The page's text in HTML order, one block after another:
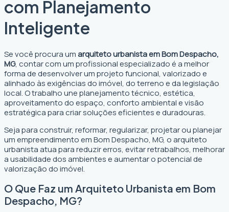
com Planejamento
Inteligente
Se você procura umarquiteto urbanista em Bom Despacho,
MG, contar com um profissional especializado é a melhor
forma de desenvolver um projeto funcional, valorizado e
alinhado às exigências do imóvel, do terreno e da legislação
local. O trabalho une planejamento técnico, estética,
aproveitamento do espaço, conforto ambiental e visão
estratégica para criar soluções eficientes e duradouras.
Seja para construir, reformar, regularizar, projetar ou planejar
um empreendimento em Bom Despacho, MG, o arquiteto
urbanista atua para reduzir erros, evitar retrabalhos, melhorar
a usabilidade dos ambientes e aumentar o potencial de
valorização do imóvel.
O Que Faz um Arquiteto Urbanista em Bom
Despacho, MG?